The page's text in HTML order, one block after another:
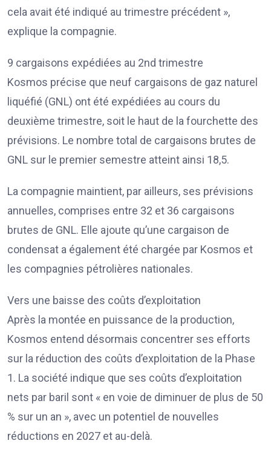
cela avait été indiqué au trimestre précédent »,
explique la compagnie.
9 cargaisons expédiées au 2nd trimestre
Kosmos précise que neuf cargaisons de gaz naturel
liquéfié (GNL) ont été expédiées au cours du
deuxième trimestre, soit le haut de la fourchette des
prévisions. Le nombre total de cargaisons brutes de
GNL sur le premier semestre atteint ainsi 18,5.
La compagnie maintient, par ailleurs, ses prévisions
annuelles, comprises entre 32 et 36 cargaisons
brutes de GNL. Elle ajoute qu’une cargaison de
condensat a également été chargée par Kosmos et
les compagnies pétrolières nationales.
Vers une baisse des coûts d’exploitation
Après la montée en puissance de la production,
Kosmos entend désormais concentrer ses efforts
sur la réduction des coûts d’exploitation de la Phase
1. La société indique que ses coûts d’exploitation
nets par baril sont « en voie de diminuer de plus de 50
% sur un an », avec un potentiel de nouvelles
réductions en 2027 et au-delà.